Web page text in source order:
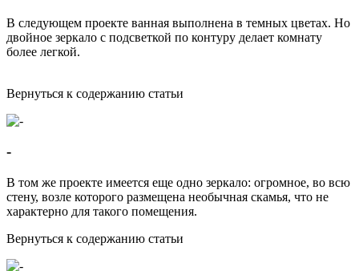
В следующем проекте ванная выполнена в темных цветах. Но
двойное зеркало с подсветкой по контуру делает комнату
более легкой.
Вернуться к содержанию статьи
-
В том же проекте имеется еще одно зеркало: огромное, во всю
стену, возле которого размещена необычная скамья, что не
характерно для такого помещения.
Вернуться к содержанию статьи